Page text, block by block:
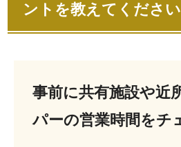
ントを教えてください
事前に共有施設や近
パーの営業時間をチ